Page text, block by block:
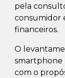
pela
consumidor
financeiros.
O
smartphone
com o